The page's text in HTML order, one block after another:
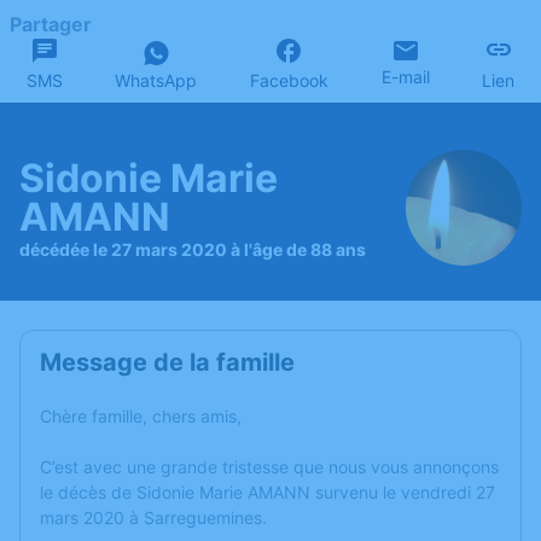
Partager
SMS WhatsApp Facebook E-mail Lien
Sidonie Marie
AMANN
décédée le 27 mars 2020 à l'âge de 88 ans
Message de la famille
Chère famille, chers amis,
C’est avec une grande tristesse que nous vous annonçons
le décès de Sidonie Marie AMANN survenu le vendredi 27
mars 2020 à Sarreguemines.